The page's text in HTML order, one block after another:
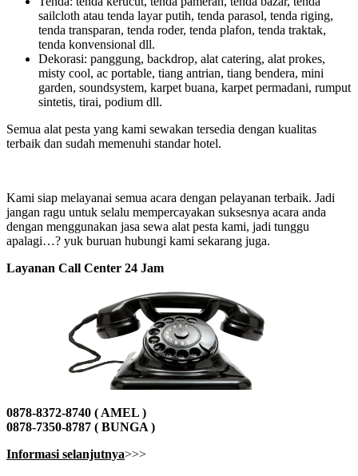
sailcloth atau tenda layar putih, tenda parasol, tenda riging,
tenda transparan, tenda roder, tenda plafon, tenda traktak,
tenda konvensional dll.
Dekorasi: panggung, backdrop, alat catering, alat prokes,
misty cool, ac portable, tiang antrian, tiang bendera, mini
garden, soundsystem, karpet buana, karpet permadani, rumput
sintetis, tirai, podium dll.
Semua alat pesta yang kami sewakan tersedia dengan kualitas
terbaik dan sudah memenuhi standar hotel.
Kami siap melayanai semua acara dengan pelayanan terbaik. Jadi
jangan ragu untuk selalu mempercayakan suksesnya acara anda
dengan menggunakan jasa sewa alat pesta kami, jadi tunggu
apalagi…? yuk buruan hubungi kami sekarang juga.
Layanan Call Center 24 Jam
0878-8372-8740 ( AMEL )
0878-7350-8787 ( BUNGA )
Informasi selanjutnya>>>